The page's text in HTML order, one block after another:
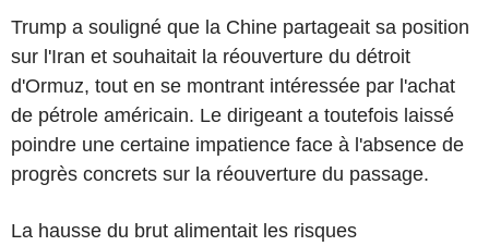
Trump a souligné que la Chine partageait sa position
sur l'Iran et souhaitait la réouverture du détroit
d'Ormuz, tout en se montrant intéressée par l'achat
de pétrole américain. Le dirigeant a toutefois laissé
poindre une certaine impatience face à l'absence de
progrès concrets sur la réouverture du passage.
La hausse du brut alimentait les risques